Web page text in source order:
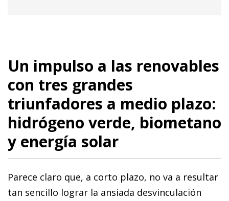
Un impulso a las renovables
con tres grandes
triunfadores a medio plazo:
hidrógeno verde, biometano
y energía solar
Parece claro que, a corto plazo, no va a resultar
tan sencillo lo­­grar la ansiada desvinculación